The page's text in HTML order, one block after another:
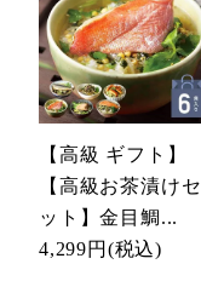
【高級 ギフト】
【高級お茶漬けセ
ット】金目鯛...
4,299円 (税込)